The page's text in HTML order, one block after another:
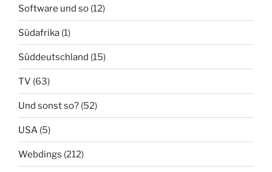
Software und so (12)
Südafrika (1)
Süddeutschland (15)
TV (63)
Und sonst so? (52)
USA (5)
Webdings (212)